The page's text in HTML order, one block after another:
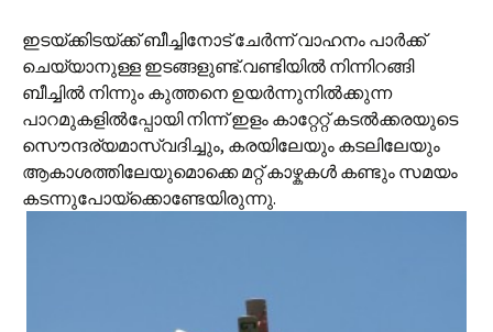
ഇടയ്ക്കിടയ്ക്ക് ബീച്ചിനോട് ചേര്‍ന്ന് വാഹനം പാര്‍ക്ക്
ചെയ്യാനുള്ള ഇടങ്ങളുണ്ട്.വണ്ടിയില്‍ നിന്നിറങ്ങി
ബീച്ചില്‍ നിന്നും കുത്തനെ ഉയര്‍ന്നുനില്‍ക്കുന്ന
പാറമുകളില്‍പ്പോയി നിന്ന്‍ ഇളം കാറ്റേറ്റ് കടല്‍ക്കരയുടെ
സൌന്ദര്യമാസ്വദിച്ചും, കരയിലേയും കടലിലേയും
ആകാശത്തിലേയുമൊക്കെ മറ്റ് കാഴ്കകള്‍ കണ്ടും സമയം
കടന്നുപോയ്‌ക്കൊണ്ടേയിരുന്നു.